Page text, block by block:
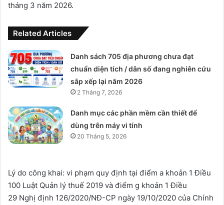
tháng 3 năm 2026.
Related Articles
Danh sách 705 địa phương chưa đạt
chuẩn diện tích / dân số đang nghiên cứu
sắp xếp lại năm 2026
2 Tháng 7, 2026
Danh mục các phần mềm cần thiết để
dùng trên máy vi tính
20 Tháng 5, 2026
Lý do công khai: vi phạm quy định tại điểm a khoản 1 Điều
100 Luật Quản lý thuế 2019 và điểm g khoản 1 Điều
29 Nghị định 126/2020/NĐ-CP ngày 19/10/2020 của Chính